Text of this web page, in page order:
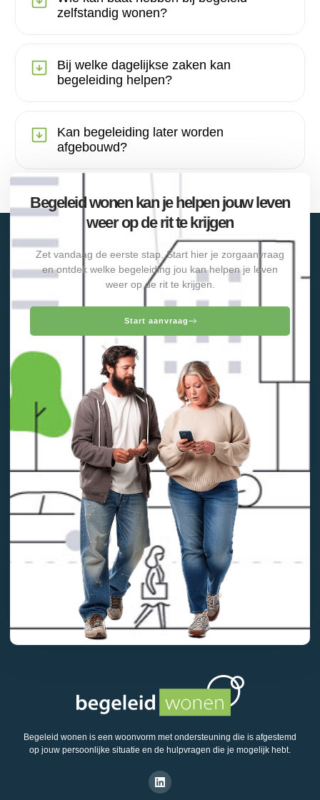
zelfstandig wonen?
Bij welke dagelijkse zaken kan
begeleiding helpen?
Kan begeleiding later worden
afgebouwd?
Begeleid wonen kan je helpen jouw leven
weer op de rit te krijgen
Zet vandaag de eerste stap. Start hier je zorgaanvraag
en ontdek welke begeleiding jou kan helpen je leven
weer op de rit te krijgen.
Start aanvraag
Begeleid wonen is een woonvorm met ondersteuning die is afgestemd
op jouw persoonlijke situatie en de hulpvragen die je mogelijk hebt.